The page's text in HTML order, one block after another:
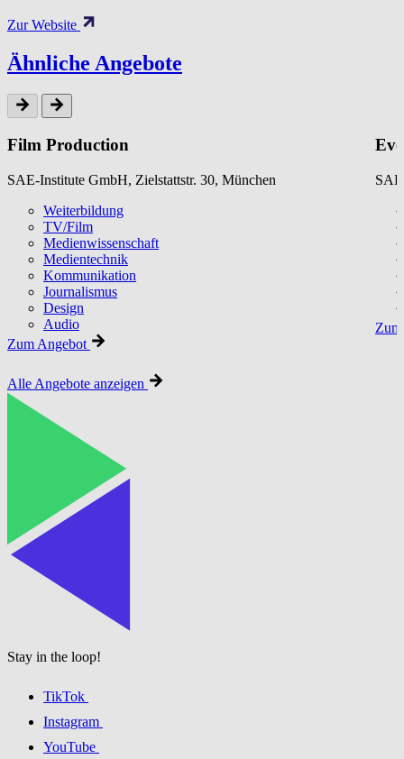
Zur Website
Ähnliche Angebote
Film Production
SAE-Institute GmbH, Zielstattstr. 30, München
Weiterbildung
TV/Film
Medienwissenschaft
Medientechnik
Kommunikation
Journalismus
Design
Audio
Zum Angebot
Alle Angebote anzeigen
Stay in the loop!
TikTok
Instagram
YouTube